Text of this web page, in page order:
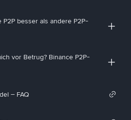
P2P besser als andere P2P-
vor Betrug? Binance P2P-
– FAQ